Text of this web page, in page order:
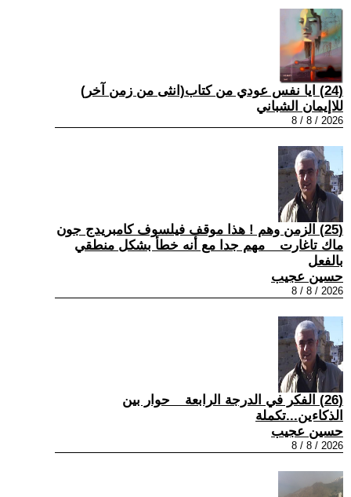
(24) ايا نفس عودي من كتاب(انثى من زمن آخر)
للاإيمان الشباني
2026 / 8 / 8
(25) الزمن وهم ! هذا موقف فيلسوف كامبريدج جون
ماك تاغارت _ مهم جدا مع أنه خطأ بشكل منطقي
بالفعل
حسين عجيب
2026 / 8 / 8
(26) الفكر في الدرجة الرابعة _ حوار بين
الذكاءين...تكملة
حسين عجيب
2026 / 8 / 8